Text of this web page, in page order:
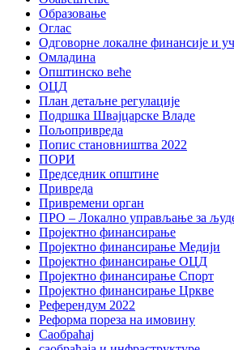
Образовање
Оглас
Одговорне локалне финансије и
Омладина
Општинско веће
ОЦД
План детаљне регулације
Подршка Швајцарске Владе
Пољопривреда
Попис становништва 2022
ПОРИ
Председник општине
Привреда
Привремени орган
ПРО – Локално управљање за
Пројектно финансирање
Пројектно финансирање Медији
Пројектно финансирање ОЦД
Пројектно финансирање Спорт
Пројектно финансирање Цркве
Референдум 2022
Реформа пореза на имовину
Саобраћај